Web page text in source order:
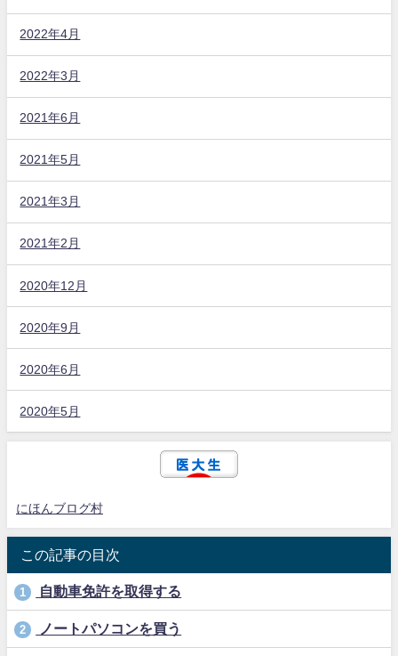
2022年4月
2022年3月
2021年6月
2021年5月
2021年3月
2021年2月
2020年12月
2020年9月
2020年6月
2020年5月
にほんブログ村
この記事の目次
1 自動車免許を取得する
2 ノートパソコンを買う